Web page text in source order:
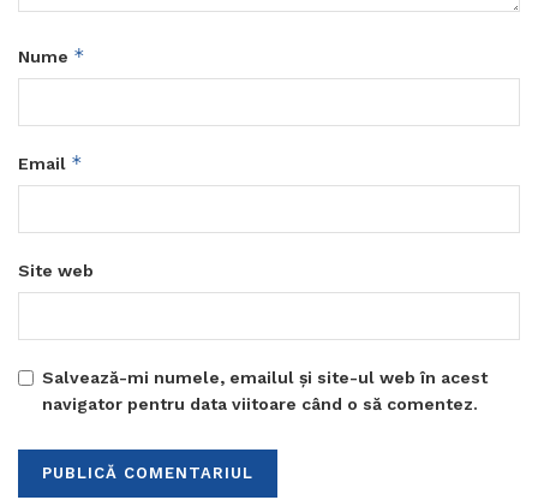
Nume *
Email *
Site web
Salvează-mi numele, emailul și site-ul web în acest
navigator pentru data viitoare când o să comentez.